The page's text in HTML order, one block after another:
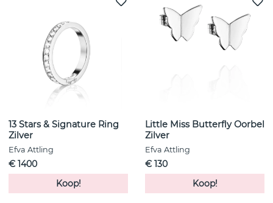
13 Stars & Signature Ring
Zilver
Efva Attling
€ 1400
Koop!
Little Miss Butterfly Oorbel
Zilver
Efva Attling
€ 130
Koop!